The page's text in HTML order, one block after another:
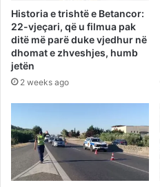
Historia e trishtë e Betancor:
22-vjeçari, që u filmua pak
ditë më parë duke vjedhur në
dhomat e zhveshjes, humb
jetën
2 weeks ago